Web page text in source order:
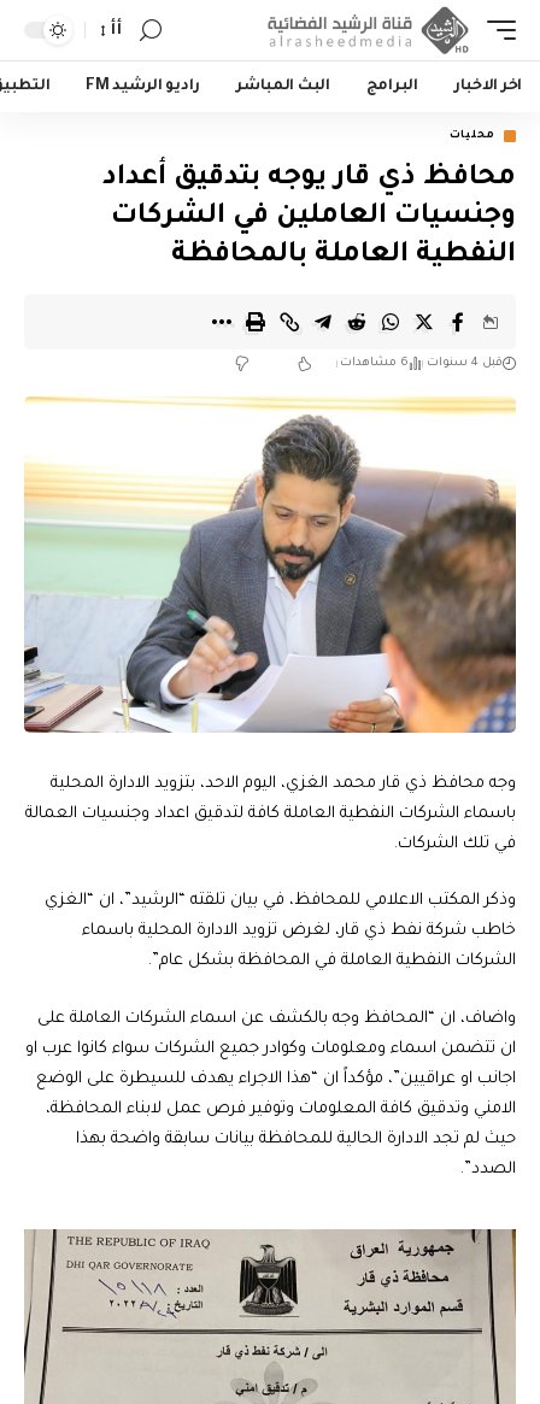
أأ
اخر الاخبار البرامج البث المباشر راديو الرشيد FM
محليات
محافظ ذي قار يوجه بتدقيق أعداد
وجنسيات العاملين في الشركات
النفطية العاملة بالمحافظة
قبل 4 سنوات 6 مشاهدات
وجه محافظ ذي قار محمد الغزي، اليوم الاحد، بتزويد الادارة المحلية
باسماء الشركات النفطية العاملة كافة لتدقيق اعداد وجنسيات العمالة
في تلك الشركات.
وذكر المكتب الاعلامي للمحافظ، في بيان تلقته “الرشيد”، ان “الغزي
خاطب شركة نفط ذي قار، لغرض تزويد الادارة المحلية باسماء
الشركات النفطية العاملة في المحافظة بشكل عام”.
واضاف، ان “المحافظ وجه بالكشف عن اسماء الشركات العاملة على
ان تتضمن اسماء ومعلومات وكوادر جميع الشركات سواء كانوا عرب او
اجانب او عراقيين”، مؤكداً ان “هذا الاجراء يهدف للسيطرة على الوضع
الامني وتدقيق كافة المعلومات وتوفير فرص عمل لابناء المحافظة،
حيث لم تجد الادارة الحالية للمحافظة بيانات سابقة واضحة بهذا
الصدد”.